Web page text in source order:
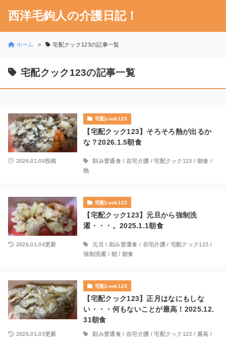
西洋毛鉤人の介護日記！
ホーム 宅配クック123の記事一覧
宅配クック123の記事一覧
宅配cook123
【宅配クック123】そろそろ熱が出るか
な？2026.1.5朝食
2026.01.05投稿 刻み普通食/ 在宅介護 /宅配クック123 / 朝食 /
熱
宅配cook123
【宅配クック123】元旦から強制洗
濯・・・。2025.1.1朝食
2026.01.04更新 元旦 / 刻み普通食 / 在宅介護/ 宅配クック123 /
強制洗濯 / 朝 / 朝食
宅配cook123
【宅配クック123】正月はなにもしな
い・・・何もないことが最高！2025.12.
31朝食
2026.01.03更新 刻み普通食/ 在宅介護 /宅配クック123 / 最高 /